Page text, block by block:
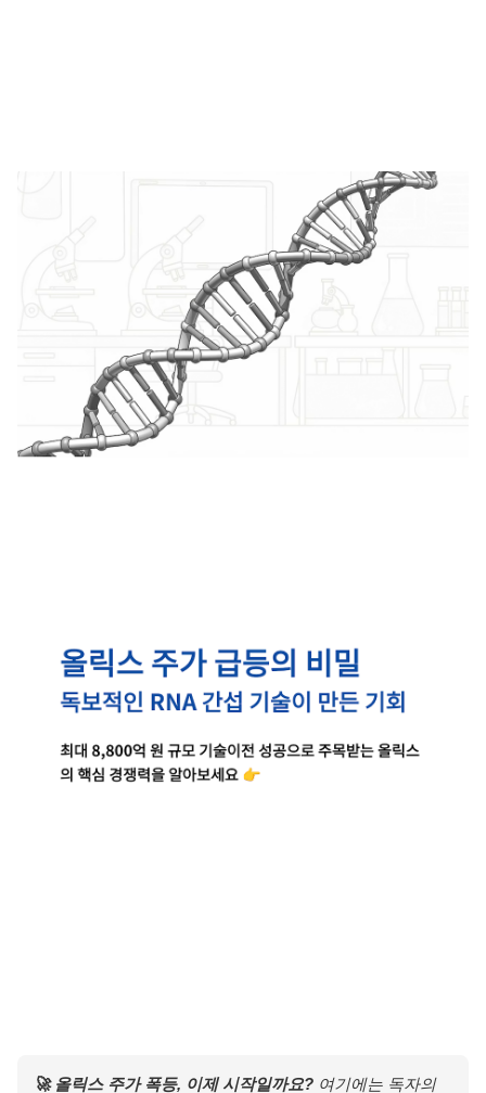
🚀 올릭스 주가 폭등, 이제 시작일까요? 여기에는 독자의